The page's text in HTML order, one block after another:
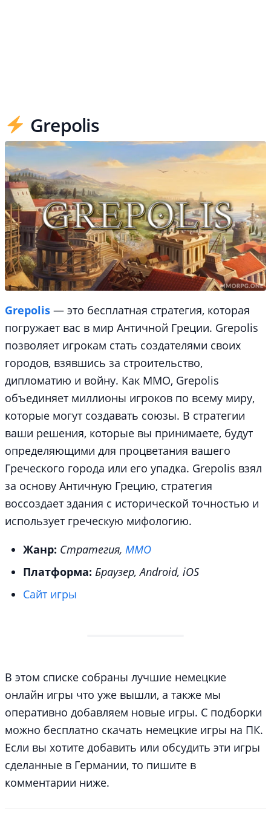
Grepolis
Grepolis — это бесплатная стратегия, которая
погружает вас в мир Античной Греции. Grepolis
позволяет игрокам стать создателями своих
городов, взявшись за строительство,
дипломатию и войну. Как MMO, Grepolis
объединяет миллионы игроков по всему миру,
которые могут создавать союзы. В стратегии
ваши решения, которые вы принимаете, будут
определяющими для процветания вашего
Греческого города или его упадка. Grepolis взял
за основу Античную Грецию, стратегия
воссоздает здания с исторической точностью и
использует греческую мифологию.
Жанр: Стратегия, MMO
Платформа: Браузер, Android, iOS
Сайт игры
В этом списке собраны лучшие немецкие
онлайн игры что уже вышли, а также мы
оперативно добавляем новые игры. С подборки
можно бесплатно скачать немецкие игры на ПК.
Если вы хотите добавить или обсудить эти игры
сделанные в Германии, то пишите в
комментарии ниже.